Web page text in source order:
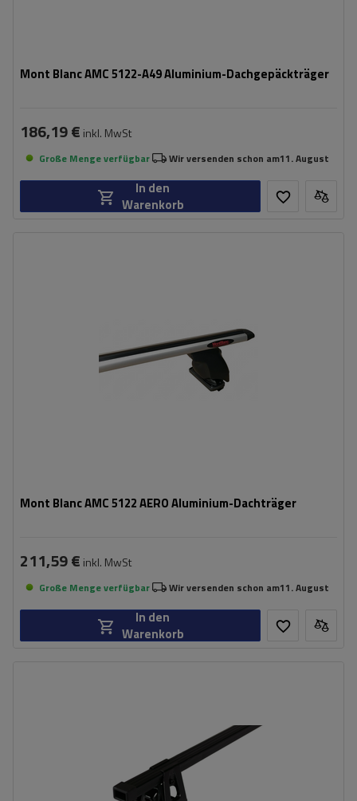
Mont Blanc AMC 5122-A49 Aluminium-Dachgepäckträger
186,19 € inkl. MwSt
Große Menge verfügbar Wir versenden schon am11. August
In den
Warenkorb
Mont Blanc AMC 5122 AERO Aluminium-Dachträger
211,59 € inkl. MwSt
Große Menge verfügbar Wir versenden schon am11. August
In den
Warenkorb